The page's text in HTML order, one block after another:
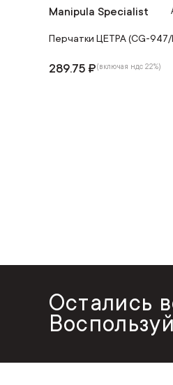
Manipula Specialist
Перчатки ЦЕТРА (CG-
289.75 ₽(включая ндс 22%)
Остались